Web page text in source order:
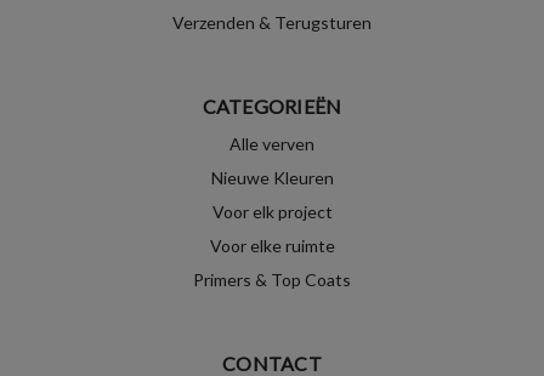
Verzenden & Terugsturen
CATEGORIEËN
Alle verven
Nieuwe Kleuren
Voor elk project
Voor elke ruimte
Primers & Top Coats
CONTACT